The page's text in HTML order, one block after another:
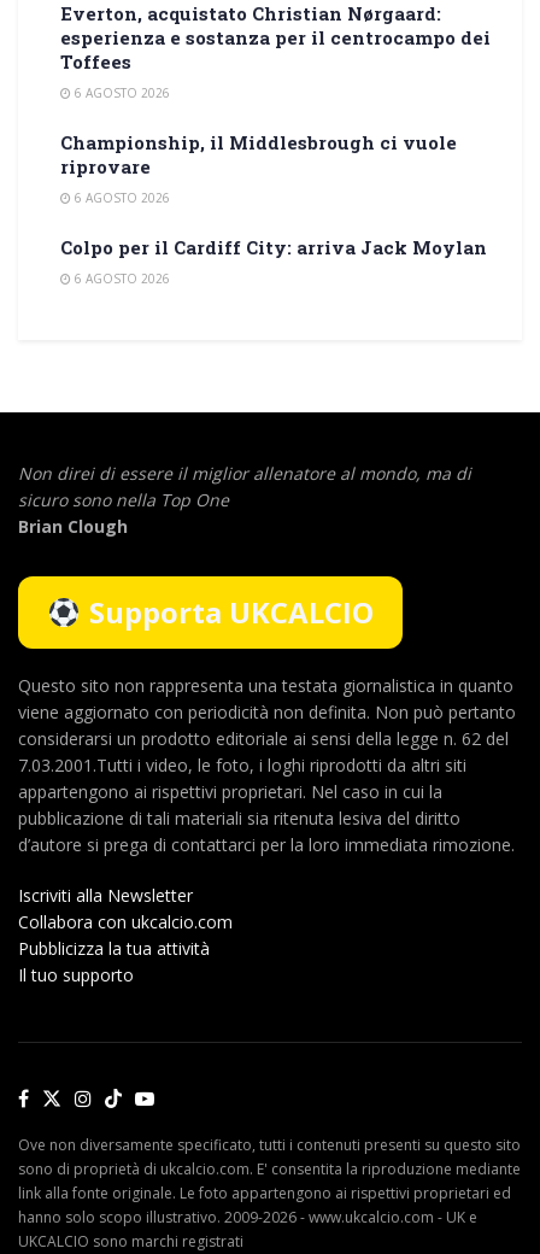
Everton, acquistato Christian Nørgaard:
esperienza e sostanza per il centrocampo dei
Toffees
6 AGOSTO 2026
Championship, il Middlesbrough ci vuole
riprovare
6 AGOSTO 2026
Colpo per il Cardiff City: arriva Jack Moylan
6 AGOSTO 2026
Non direi di essere il miglior allenatore al mondo, ma di
sicuro sono nella Top One
Brian Clough
Supporta UKCALCIO
Questo sito non rappresenta una testata giornalistica in quanto
viene aggiornato con periodicità non definita. Non può pertanto
considerarsi un prodotto editoriale ai sensi della legge n. 62 del
7.03.2001.Tutti i video, le foto, i loghi riprodotti da altri siti
appartengono ai rispettivi proprietari. Nel caso in cui la
pubblicazione di tali materiali sia ritenuta lesiva del diritto
d’autore si prega di contattarci per la loro immediata rimozione.
Iscriviti alla Newsletter
Collabora con ukcalcio.com
Pubblicizza la tua attività
Il tuo supporto
Ove non diversamente specificato, tutti i contenuti presenti su questo sito
sono di proprietà di ukcalcio.com. E' consentita la riproduzione mediante
link alla fonte originale. Le foto appartengono ai rispettivi proprietari ed
hanno solo scopo illustrativo. 2009-2026 - www.ukcalcio.com - UK e
UKCALCIO sono marchi registrati